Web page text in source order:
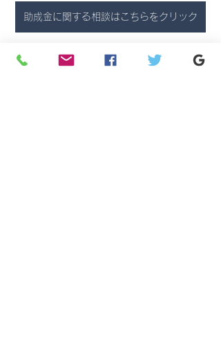
助成金に関する相談はこちらをクリック
助成金 名古屋愛知 両立支援等助成金介護休業